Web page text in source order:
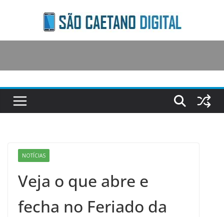
content
NOTÍCIAS
Veja o que abre e
fecha no Feriado da